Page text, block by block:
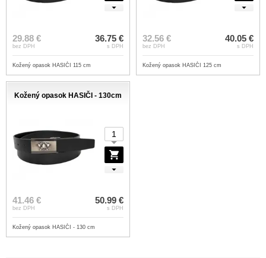
29.88 €
bez DPH
36.75 €
s DPH
Kožený opasok HASIČI 115 cm
32.56 €
bez DPH
40.05 €
s DPH
Kožený opasok HASIČI 125 cm
Kožený opasok HASIČI - 130cm
41.46 €
bez DPH
50.99 €
s DPH
Kožený opasok HASIČI - 130 cm